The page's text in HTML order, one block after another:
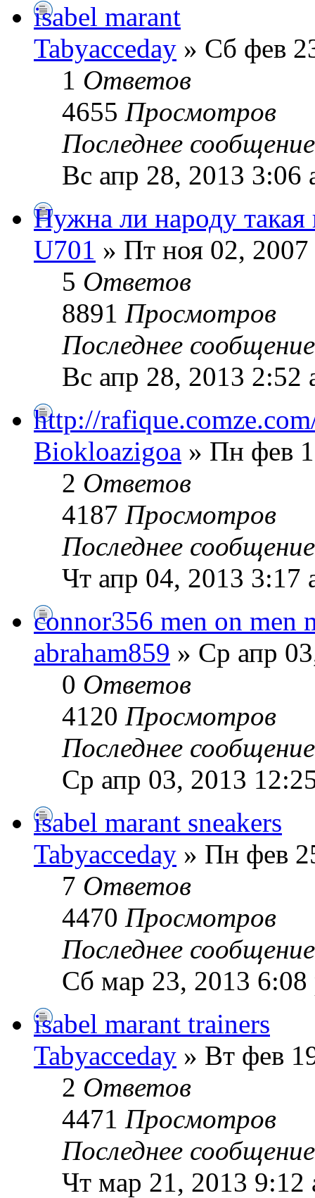
isabel marant
Tabyacceday » Сб фев
1 Ответов
4655 Просмотров
Последнее
Вс апр 28, 2013 3:06
Нужна ли народу такая
U701 » Пт ноя 02,
5 Ответов
8891 Просмотров
Последнее
Вс апр 28, 2013 2:52
http://
Biokloazigoa » Пн фев
2 Ответов
4187 Просмотров
Последнее
Чт апр 04, 2013 3:17
connor356 men on men
abraham859 » Ср апр
0 Ответов
4120 Просмотров
Последнее
Ср апр 03, 2013
isabel marant sneakers
Tabyacceday » Пн фев
7 Ответов
4470 Просмотров
Последнее
Сб мар 23, 2013 6:08
isabel marant trainers
Tabyacceday » Вт фев
2 Ответов
4471 Просмотров
Последнее
Чт мар 21, 2013 9:12